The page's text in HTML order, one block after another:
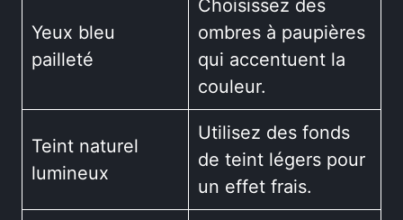
Yeux bleu
pailleté
Choisissez des
ombres à paupières
qui accentuent la
couleur.
Teint naturel
lumineux
Utilisez des fonds
de teint légers pour
un effet frais.